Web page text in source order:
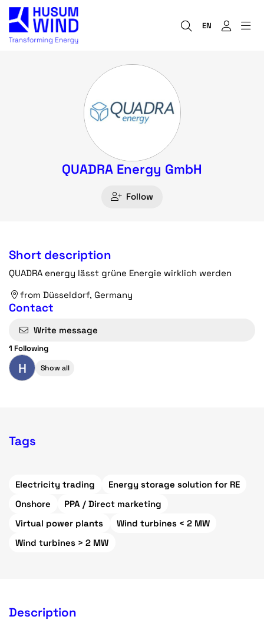
EN
QUADRA Energy GmbH
Follow
Short description
QUADRA energy lässt grüne Energie wirklich werden
from Düsseldorf, Germany
Contact
Write message
1 Following
H Show all
Tags
Electricity trading
Energy storage solution for RE
Onshore
PPA / Direct marketing
Virtual power plants
Wind turbines < 2 MW
Wind turbines > 2 MW
Description